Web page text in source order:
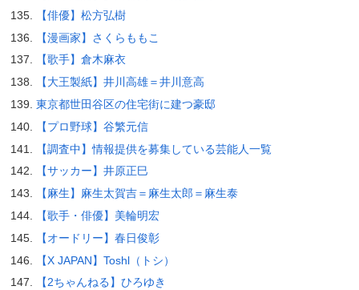
【俳優】松方弘樹
【漫画家】さくらももこ
【歌手】倉木麻衣
【大王製紙】井川高雄＝井川意高
東京都世田谷区の住宅街に建つ豪邸
【プロ野球】谷繁元信
【調査中】情報提供を募集している芸能人一覧
【サッカー】井原正巳
【麻生】麻生太賀吉＝麻生太郎＝麻生泰
【歌手・俳優】美輪明宏
【オードリー】春日俊彰
【X JAPAN】Toshl（トシ）
【2ちゃんねる】ひろゆき